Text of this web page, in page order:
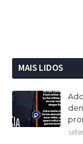
MAIS LIDOS